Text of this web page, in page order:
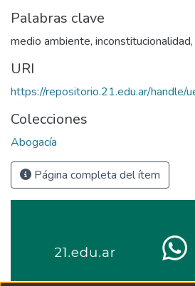
Palabras clave
medio ambiente, inconstitucionalidad,
URI
https://repositorio.21.edu.ar/handle/
Colecciones
Abogacía
Página completa del ítem